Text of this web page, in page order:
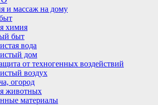
и массаж на дому
химия
быт
вода
дом
от техногенных воздействий
воздух
огород
животных
материалы